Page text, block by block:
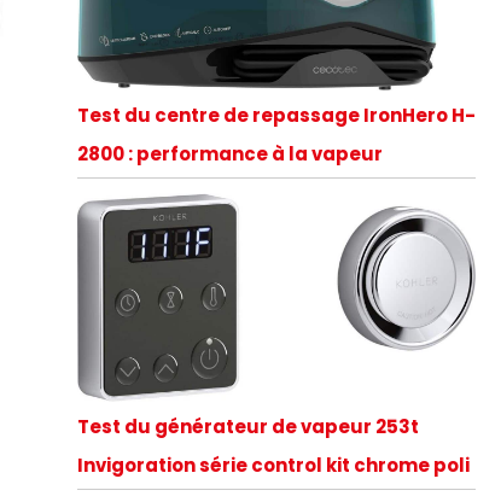
Test du centre de repassage IronHero H-
2800 : performance à la vapeur
Test du générateur de vapeur 253t
Invigoration série control kit chrome poli